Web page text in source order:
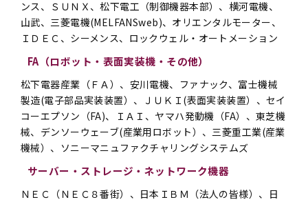
ンス、ＳＵＮＸ、松下電工（制御機器本部）、横河電機、
山武、三菱電機(MELFANSweb)、オリエンタルモーター、
ＩＤＥＣ、シーメンス、ロックウェル・オートメーション
FA（ロボット・表面実装機・その他）
松下電器産業（ＦＡ）、安川電機、ファナック、富士機械
製造(電子部品実装装置）、ＪＵＫＩ(表面実装装置）、セイ
コーエプソン（FA)、ＩＡＩ、ヤマハ発動機（FA）、東芝機
械、デンソーウェーブ(産業用ロボット）、三菱重工業(産業
機械）、ソニーマニュファクチャリングシステムズ
サーバー・ストレージ・ネットワーク機器
ＮＥＣ（ＮＥＣ８番街）、日本ＩＢＭ（法人の皆様）、日